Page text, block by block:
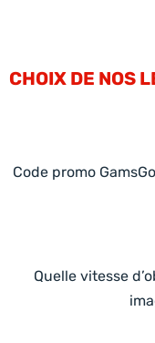
CHOIX DE NOS
Code promo
Quelle vitesse